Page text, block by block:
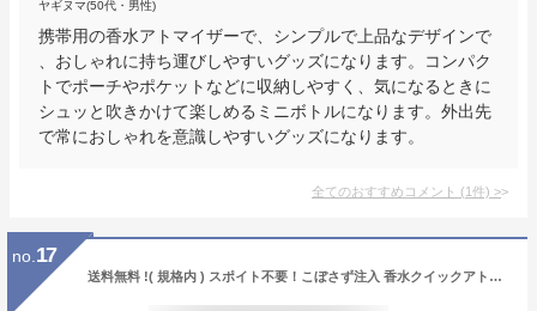
ヤギヌマ(50代・男性)
携帯用の香水アトマイザーで、シンプルで上品なデザインで
、おしゃれに持ち運びしやすいグッズになります。コンパク
トでポーチやポケットなどに収納しやすく、気になるときに
シュッと吹きかけて楽しめるミニボトルになります。外出先
で常におしゃれを意識しやすいグッズになります。
全てのおすすめコメント (1件) >
no. 17
送料無料 !( 規格内 ) スポイト不要！こぼさず注入 香水クイックアトマイザー かんたんプッシュチャージ【 パフューム 詰め替え 瓶 持ち歩き レディース メンズ 身だしなみ 便利 小物 】 送料込 ◇ 香水アトマイザー